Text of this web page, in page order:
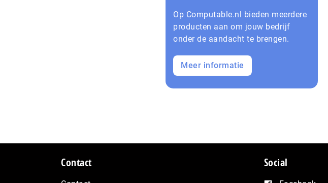
Op Computable.nl bieden meerdere
producten aan om jouw bedrijf
onder de aandacht te brengen.
Meer informatie
Contact Social